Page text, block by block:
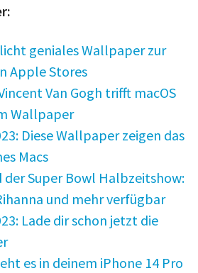
geniales Wallpaper zur
Apple Stores
Van Gogh trifft macOS
Wallpaper
Diese Wallpaper zeigen das
Macs
der Super Bowl Halbzeitshow:
und mehr verfügbar
Lade dir schon jetzt die
es in deinem iPhone 14 Pro